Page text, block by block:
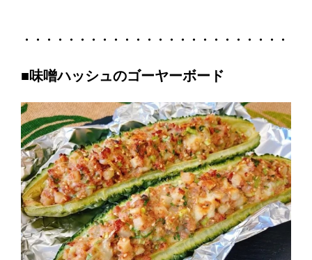
・・・・・・・・・・・・・・・・・・・・・・・・
■味噌ハッシュのゴーヤーボード